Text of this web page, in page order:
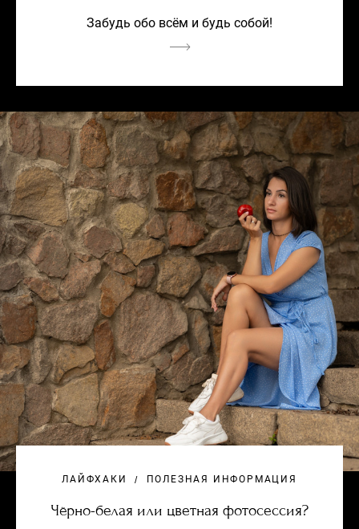
Забудь обо всём и будь собой!
ЛАЙФХАКИ ПОЛЕЗНАЯ ИНФОРМАЦИЯ
Чёрно-белая или цветная фотосессия?